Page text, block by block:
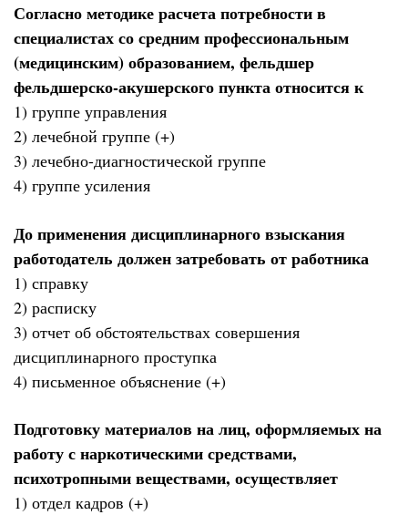
Согласно методике расчета потребности в
специалистах со средним профессиональным
(медицинским) образованием, фельдшер
фельдшерско-акушерского пункта относится к
1) группе управления
2) лечебной группе (+)
3) лечебно-диагностической группе
4) группе усиления
До применения дисциплинарного взыскания
работодатель должен затребовать от работника
1) справку
2) расписку
3) отчет об обстоятельствах совершения
дисциплинарного проступка
4) письменное объяснение (+)
Подготовку материалов на лиц, оформляемых на
работу с наркотическими средствами,
психотропными веществами, осуществляет
1) отдел кадров (+)